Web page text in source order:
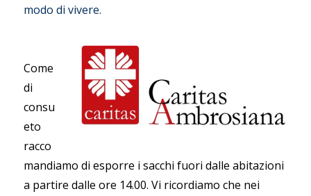
modo di vivere.
Come
di
consu
eto
racco
mandiamo di esporre i sacchi fuori dalle abitazioni
a partire dalle ore 14.00. Vi ricordiamo che nei